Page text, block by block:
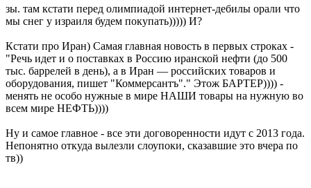
зы. там кстати перед олимпиадой интернет-дебилы орали что
мы снег у израиля будем покупать))))) И?
Кстати про Иран) Самая главная новость в первых строках -
"Речь идет и о поставках в Россию иранской нефти (до 500
тыс. баррелей в день), а в Иран — российских товаров и
оборудования, пишет "Коммерсантъ"." Этож БАРТЕР)))) -
менять не особо нужные в мире НАШИ товары на нужную во
всем мире НЕФТЬ))))
Ну и самое главное - все эти договоренности идут с 2013 года.
Непонятно откуда вылезли слоупоки, сказавшие это вчера по
тв))